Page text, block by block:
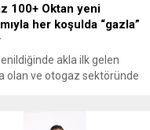
100+ Oktan yeni
her koşulda “gazla”
akla ilk gelen
olan ve otogaz sektöründe
kullanıcıların beğenisine